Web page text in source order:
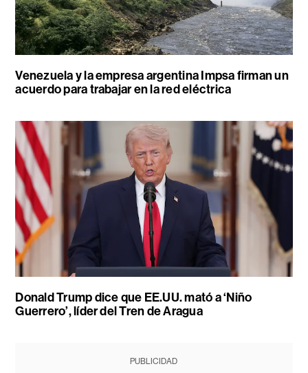
Venezuela y la empresa argentina Impsa firman un
acuerdo para trabajar en la red eléctrica
Donald Trump dice que EE.UU. mató a ‘Niño
Guerrero’, líder del Tren de Aragua
PUBLICIDAD